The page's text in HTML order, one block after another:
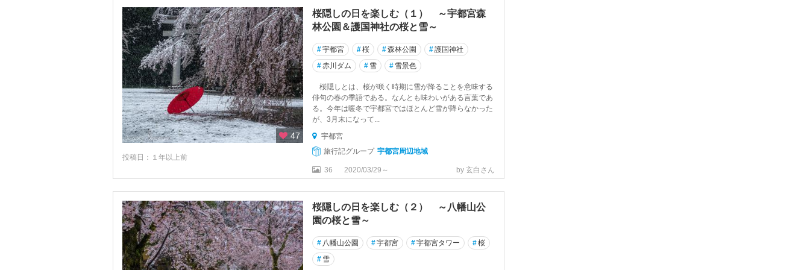
47
投稿日：１年以上前
桜隠しの日を楽しむ（１） ～宇都宮森
林公園＆護国神社の桜と雪～
#宇都宮 #桜 #森林公園 #護国神社
#赤川ダム # 雪 # 雪景色
桜隠しとは、桜が咲く時期に雪が降ることを意味する
俳句の春の季語である。なんとも味わいがある言葉であ
る。今年は暖冬で宇都宮ではほとんど雪が降らなかった
が、3月末になって...
宇都宮
旅行記グループ 宇都宮周辺地域
36 2020/03/29～ by 玄白さん
桜隠しの日を楽しむ（２） ～八幡山公
園の桜と雪～
# 八幡山公園 #宇都宮 #宇都宮タワー #桜
# 雪